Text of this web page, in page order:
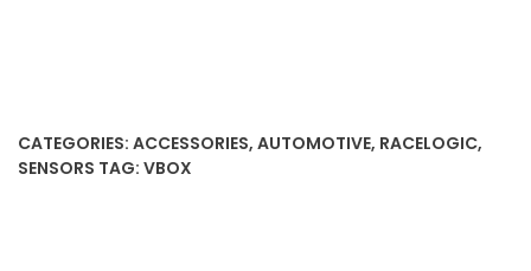
CATEGORIES: ACCESSORIES, AUTOMOTIVE, RACELOGIC,
SENSORS TAG: VBOX